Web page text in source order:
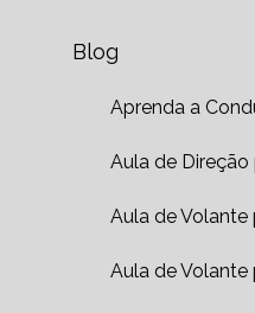
Blog
Aprenda a
Aula de Direção
Aula de
Aula de Volante